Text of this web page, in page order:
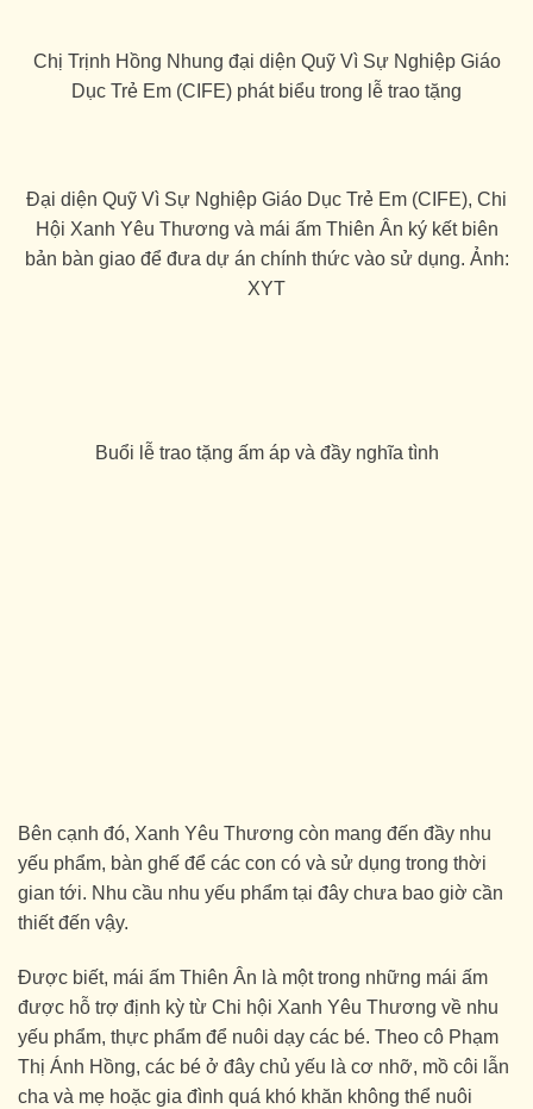
Chị Trịnh Hồng Nhung đại diện Quỹ Vì Sự Nghiệp Giáo
Dục Trẻ Em (CIFE) phát biểu trong lễ trao tặng
Đại diện Quỹ Vì Sự Nghiệp Giáo Dục Trẻ Em (CIFE), Chi
Hội Xanh Yêu Thương và mái ấm Thiên Ân ký kết biên
bản bàn giao để đưa dự án chính thức vào sử dụng. Ảnh:
XYT
Buổi lễ trao tặng ấm áp và đầy nghĩa tình
Bên cạnh đó, Xanh Yêu Thương còn mang đến đầy nhu
yếu phẩm, bàn ghế để các con có và sử dụng trong thời
gian tới. Nhu cầu nhu yếu phẩm tại đây chưa bao giờ cần
thiết đến vậy.
Được biết, mái ấm Thiên Ân là một trong những mái ấm
được hỗ trợ định kỳ từ Chi hội Xanh Yêu Thương về nhu
yếu phẩm, thực phẩm để nuôi dạy các bé. Theo cô Phạm
Thị Ánh Hồng, các bé ở đây chủ yếu là cơ nhỡ, mồ côi lẫn
cha và mẹ hoặc gia đình quá khó khăn không thể nuôi